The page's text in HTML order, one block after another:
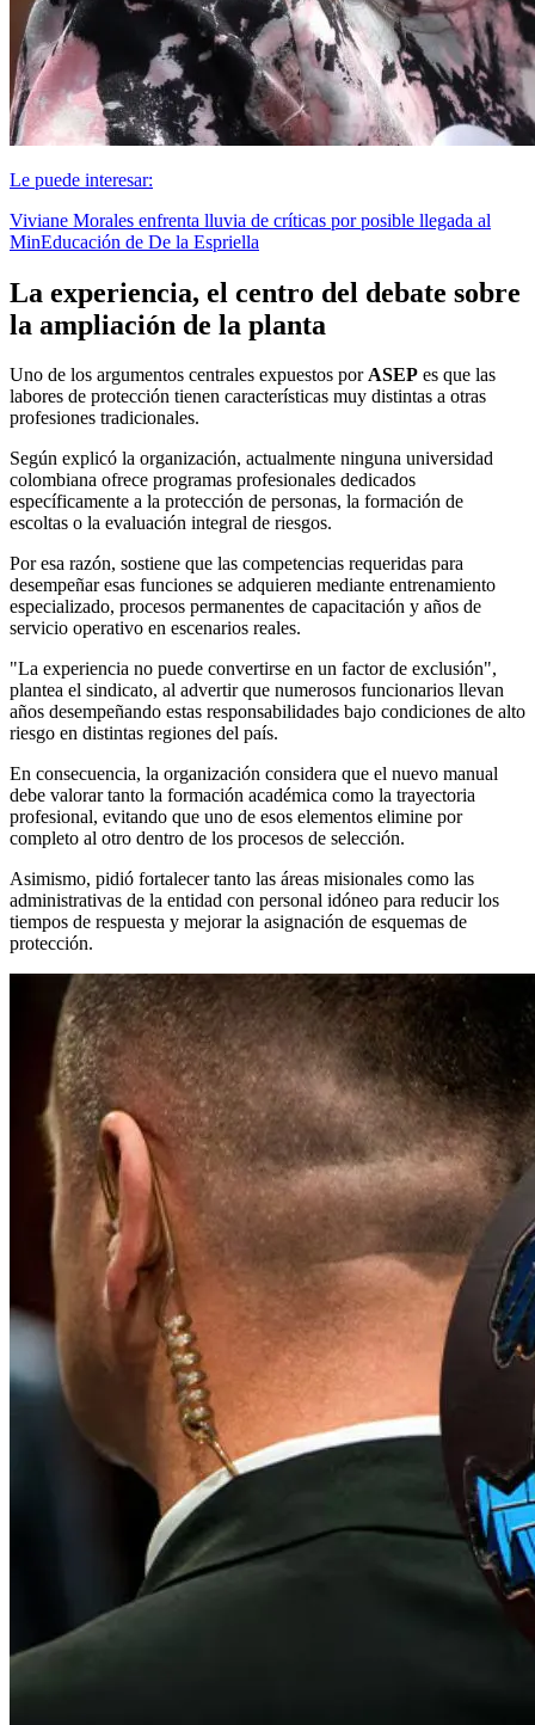
Le puede interesar:
Viviane Morales enfrenta lluvia de críticas por posible llegada al
MinEducación de De la Espriella
La experiencia, el centro del debate sobre
la ampliación de la planta
Uno de los argumentos centrales expuestos porASEP es que las
labores de protección tienen características muy distintas a otras
profesiones tradicionales.
Según explicó la organización, actualmente ninguna universidad
colombiana ofrece programas profesionales dedicados
específicamente a la protección de personas, la formación de
escoltas o la evaluación integral de riesgos.
Por esa razón, sostiene que las competencias requeridas para
desempeñar esas funciones se adquieren mediante entrenamiento
especializado, procesos permanentes de capacitación y años de
servicio operativo en escenarios reales.
"La experiencia no puede convertirse en un factor de exclusión",
plantea el sindicato, al advertir que numerosos funcionarios llevan
años desempeñando estas responsabilidades bajo condiciones de alto
riesgo en distintas regiones del país.
En consecuencia, la organización considera que el nuevo manual
debe valorar tanto la formación académica como la trayectoria
profesional, evitando que uno de esos elementos elimine por
completo al otro dentro de los procesos de selección.
Asimismo, pidió fortalecer tanto las áreas misionales como las
administrativas de la entidad con personal idóneo para reducir los
tiempos de respuesta y mejorar la asignación de esquemas de
protección.